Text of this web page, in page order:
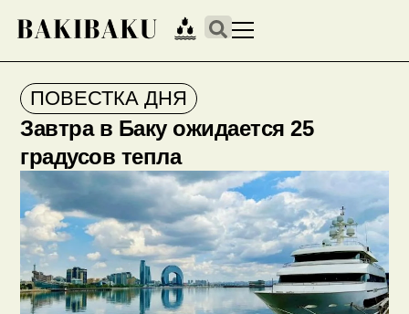
ПОВЕСТКА ДНЯ
Завтра в Баку ожидается 25
градусов тепла